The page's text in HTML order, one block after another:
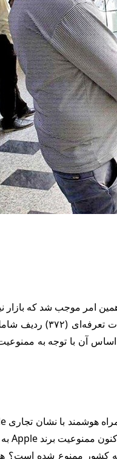
امر موجب شد که بازار
به گزارش آقای
آن با توجه به